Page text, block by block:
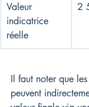
Valeur
indicatrice
réelle
2
Il faut noter que les
peuvent